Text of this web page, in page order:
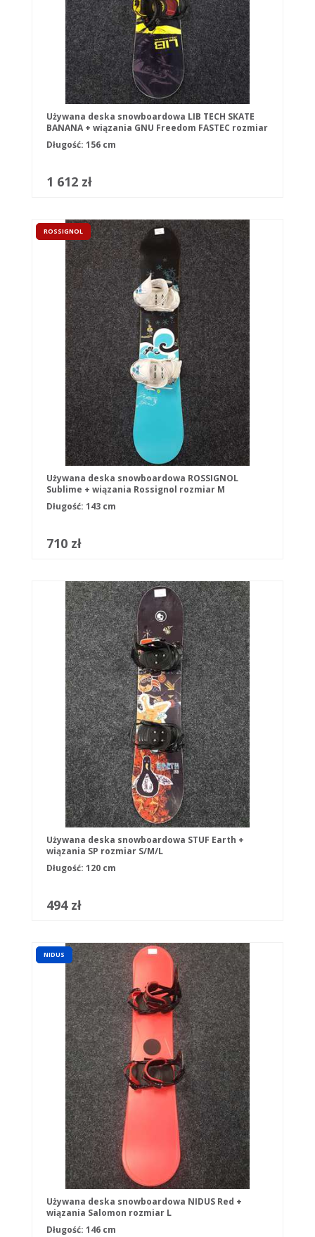
Używana deska snowboardowa LIB TECH SKATE
BANANA + wiązania GNU Freedom FASTEC rozmiar
L
Długość: 156 cm
1 612 zł
ROSSIGNOL
Używana deska snowboardowa ROSSIGNOL
Sublime + wiązania Rossignol rozmiar M
Długość: 143 cm
710 zł
Używana deska snowboardowa STUF Earth +
wiązania SP rozmiar S/M/L
Długość: 120 cm
494 zł
NIDUS
Używana deska snowboardowa NIDUS Red +
wiązania Salomon rozmiar L
Długość: 146 cm